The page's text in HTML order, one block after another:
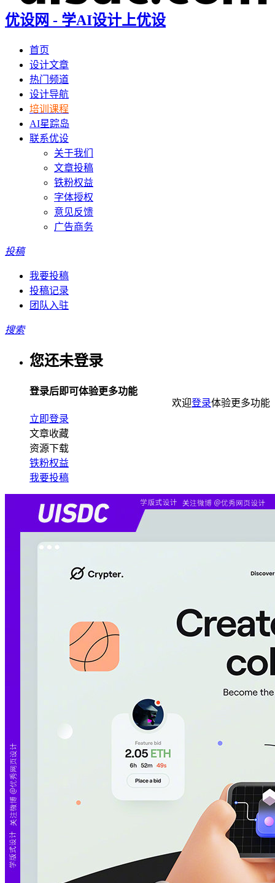
优设网 - 学AI设计上优设
首页
设计文章
热门频道
设计导航
培训课程
AI星踪岛
联系优设
关于我们
文章投稿
铁粉权益
字体授权
意见反馈
广告商务
投稿
我要投稿
投稿记录
团队入驻
搜索
您还未登录
登录后即可体验更多功能
立即登录
文章收藏
资源下载
铁粉权益
我要投稿
欢迎登录体验更多功能